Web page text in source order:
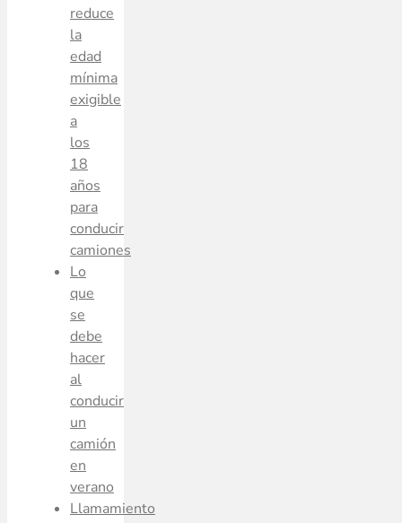
reduce
la
edad
mínima
exigible
a
los
18
años
para
conducir
camiones
Lo
que
se
debe
hacer
al
conducir
un
camión
en
verano
Llamamiento